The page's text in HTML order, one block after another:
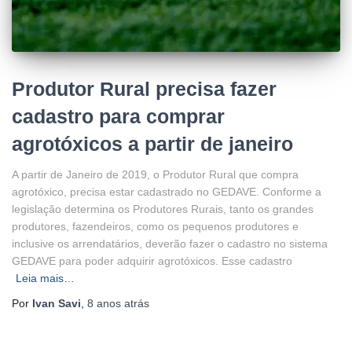
Produtor Rural precisa fazer
cadastro para comprar
agrotóxicos a partir de janeiro
A partir de Janeiro de 2019, o Produtor Rural que compra
agrotóxico, precisa estar cadastrado no GEDAVE. Conforme a
legislação determina os Produtores Rurais, tanto os grandes
produtores, fazendeiros, como os pequenos produtores e
inclusive os arrendatários, deverão fazer o cadastro no sistema
GEDAVE para poder adquirir agrotóxicos. Esse cadastro
Leia mais…
Por Ivan Savi 8 anos atrás